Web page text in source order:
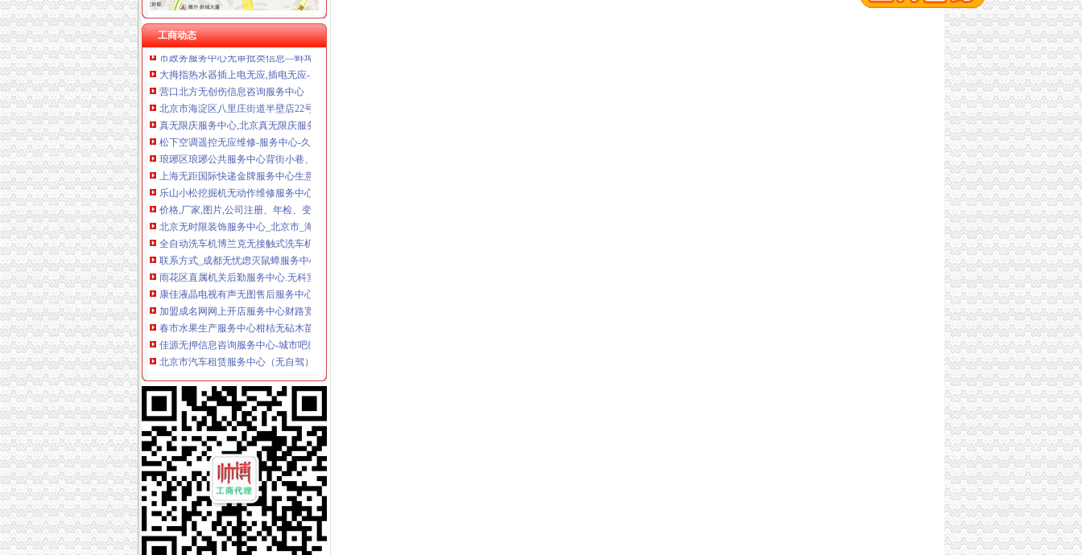
工商动态
【2017年上海无距国际快递服务中心新招聘信息_电话_地址】-赶集网
关于市政务服务中心无下属单位的说明_市政务服务中心_安庆市信息公
市政务服务中心无审批类信息—蚌埠市信息公开网
大拇指热水器插上电无应,插电无应-服务中心-北京维修中心
营口北方无创伤信息咨询服务中心
北京市海淀区八里庄街道半壁店22号（平房）,北京无时限装饰服务中
真无限庆服务中心,北京真无限庆服务中心的电话_地址_北京
松下空调遥控无应维修-服务中心-久久信息网
琅琊区琅琊公共服务中心背街小巷、无物业小区保洁服务中标公示
上海无距国际快递金牌服务中心生意旺铺
乐山小松挖掘机无动作维修服务中心在哪？_志趣网
价格,厂家,图片,公司注册、年检、变更,深圳市青年创业服务中
北京无时限装饰服务中心_北京市_海淀区_企业在线
全自动洗车机博兰克无接触式洗车机价格各地管理服务中心地址-汽车
联系方式_成都无忧虑灭鼠蟑服务中心--联系人：吴太福,电话：86-
雨花区直属机关后勤服务中心.无科室238-商家详-微生活
康佳液晶电视有声无图售后服务中心“广州康佳电视维修点”-久久
加盟成名网网上开店服务中心财路宽广无尽头|28商机网_资讯
春市水果生产服务中心柑桔无砧木苗、肥料及农采购结果公告
佳源无押信息咨询服务中心-城市吧街景地图
北京市汽车租赁服务中心（无自驾）_易车二手车网
贵州日立挖机吊臂无动作维修服务中心_志趣网
关于春市水果生产服务中心柑桔无砧木苗、肥料及农公开招标
成都市无忧虑灭鼠蟑服务中心生意旺铺
【温州无气喷涂服务中心】团购,地址,电话,营业时间-大众点评网
威海市文登区畜牧兽技术服务中心无疫区仪器设备供应及安装中标结
关于春市水果生产服务中心柑桔无砧木苗、肥料及农公开招标
临武县农业综合服务中心无柚子苗引种采购项目单一来源采购公示
新资讯：迪拜今日启动“无服务中心”的活动-广而告之-迪拜中华网
苏州诺基亚维修服务中心诺基亚八八零零A无送话功能-中国易修网
济南兆程商务服务有限公司提供无地址注册企业服务_提供地址帮您办
【温州无气喷涂服务中心】团购,地址,电话,营业时间-大众点评网
供应南京舟笔记本服务中心,不显示“开机无显示”-行业汇-机电在线